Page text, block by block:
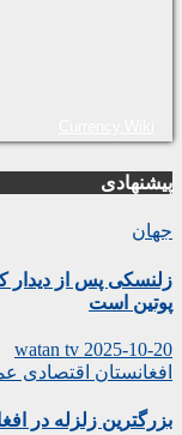
پیشنهادی
جهان
زلنسکی پس از دیدار
پوتین است
2025-10-20
watan tv
افغانستان اقتصادی
بزرگترین زلزله در